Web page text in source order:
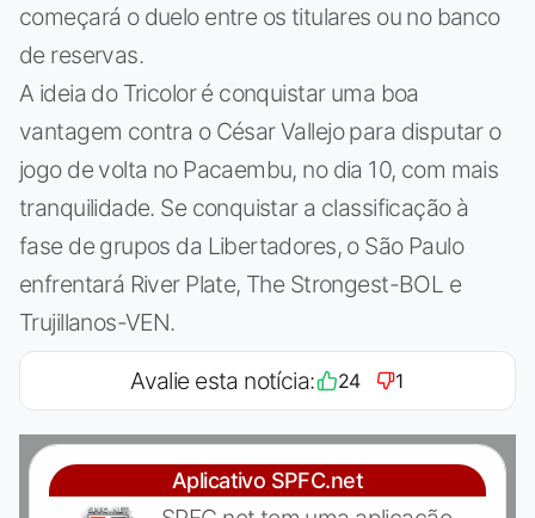
começará o duelo entre os titulares ou no banco
de reservas.
A ideia do Tricolor é conquistar uma boa
vantagem contra o César Vallejo para disputar o
jogo de volta no Pacaembu, no dia 10, com mais
tranquilidade. Se conquistar a classificação à
fase de grupos da Libertadores, o São Paulo
enfrentará River Plate, The Strongest-BOL e
Trujillanos-VEN.
Avalie esta notícia: 24 1
Aplicativo SPFC.net